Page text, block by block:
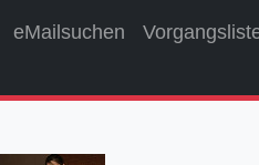
eMailsuchen